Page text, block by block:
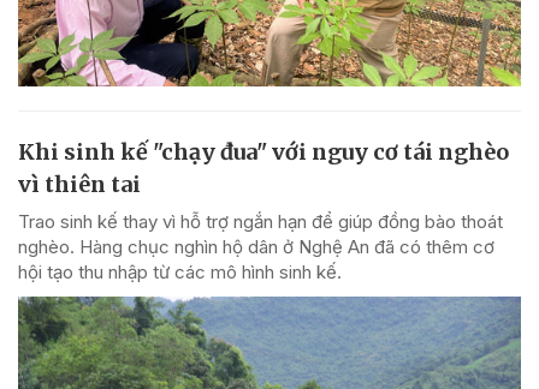
Khi sinh kế "chạy đua" với nguy cơ tái nghèo
vì thiên tai
Trao sinh kế thay vì hỗ trợ ngắn hạn để giúp đồng bào thoát
nghèo. Hàng chục nghìn hộ dân ở Nghệ An đã có thêm cơ
hội tạo thu nhập từ các mô hình sinh kế.